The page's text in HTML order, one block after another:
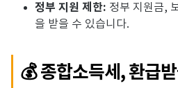
정부 지원 제한: 정부 지원금,
을 받을 수 있습니다.
💰 종합소득세, 환급